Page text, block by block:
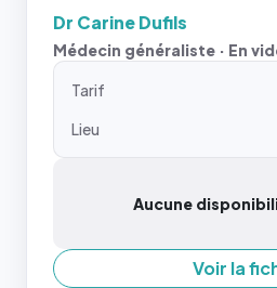
Dr Carine Dufils
Médecin généraliste · En
Tarif
Lieu
Aucune
Voir la